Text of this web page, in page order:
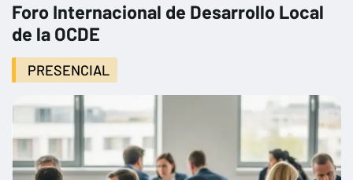
Foro Internacional de Desarrollo Local
de la OCDE
PRESENCIAL